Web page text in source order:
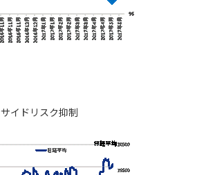
イドリスク抑制